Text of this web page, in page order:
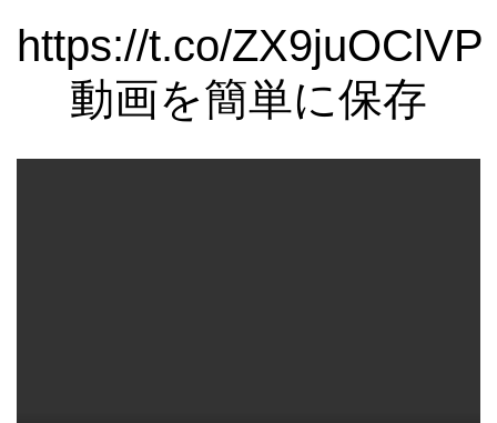
https://t.co/ZX9juOClVP
動画を簡単に保存